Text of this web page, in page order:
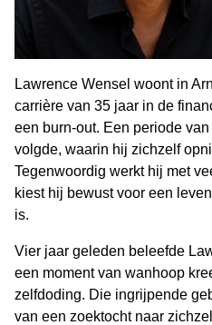
Lawrence Wensel woont in
carrière van 35 jaar in de
een burn-out. Een periode
volgde, waarin hij zichzelf
Tegenwoordig werkt hij met
kiest hij bewust voor een
is.
Vier jaar geleden beleefde
een moment van wanhoop
zelfdoding. Die ingrijpende
van een zoektocht naar